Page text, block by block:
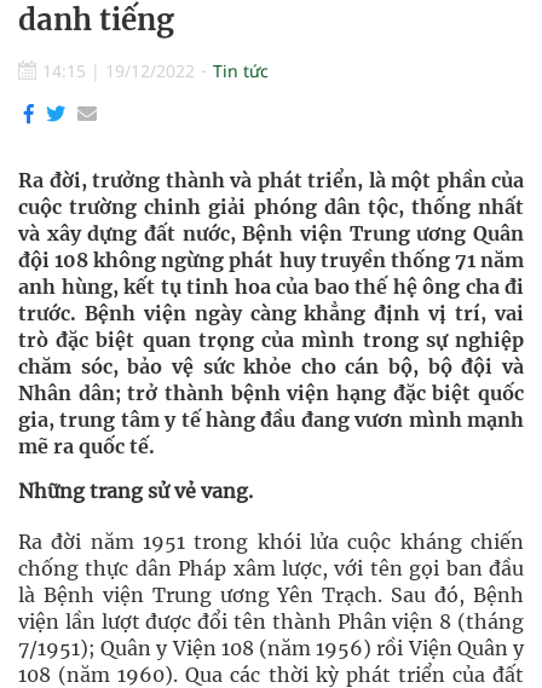
danh tiếng
14:15 | 19/12/2022 Tin tức
Ra đời, trưởng thành và phát triển, là một phần của
cuộc trường chinh giải phóng dân tộc, thống nhất
và xây dựng đất nước, Bệnh viện Trung ương Quân
đội 108 không ngừng phát huy truyền thống 71 năm
anh hùng, kết tụ tinh hoa của bao thế hệ ông cha đi
trước. Bệnh viện ngày càng khẳng định vị trí, vai
trò đặc biệt quan trọng của mình trong sự nghiệp
chăm sóc, bảo vệ sức khỏe cho cán bộ, bộ đội và
Nhân dân; trở thành bệnh viện hạng đặc biệt quốc
gia, trung tâm y tế hàng đầu đang vươn mình mạnh
mẽ ra quốc tế.
Những trang sử vẻ vang.
Ra đời năm 1951 trong khói lửa cuộc kháng chiến
chống thực dân Pháp xâm lược, với tên gọi ban đầu
là Bệnh viện Trung ương Yên Trạch. Sau đó, Bệnh
viện lần lượt được đổi tên thành Phân viện 8 (tháng
7/1951); Quân y Viện 108 (năm 1956) rồi Viện Quân y
108 (năm 1960). Qua các thời kỳ phát triển của đất